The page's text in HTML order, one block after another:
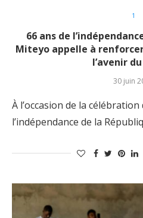
1
66 ans de
Miteyo appelle à
l’avenir
30 juin
À l’occasion de la
l’indépendance de la